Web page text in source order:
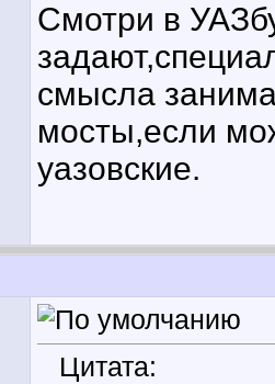
Смотри в
смысла
мосты,если
уазовские.
Цитата: